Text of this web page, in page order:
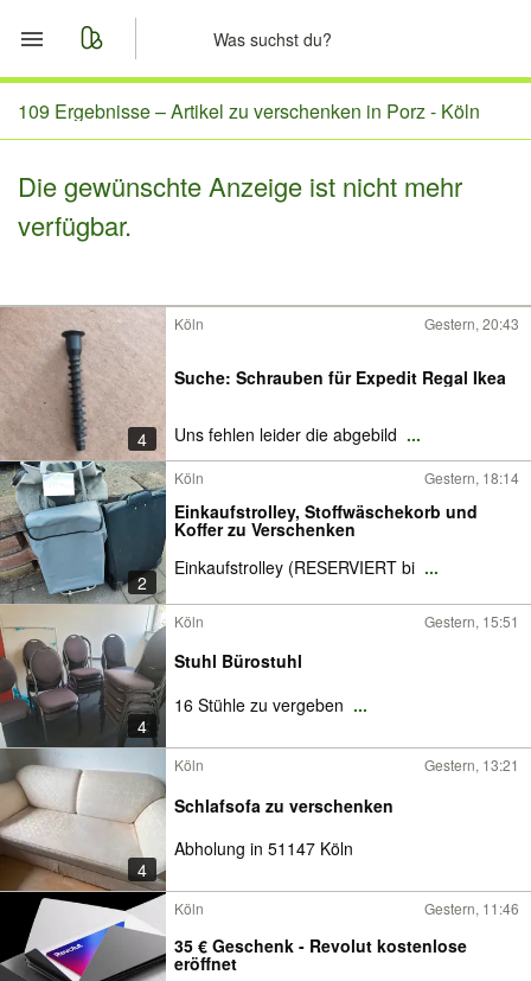
Start
Nachrichten
109 Ergebnisse –Artikel zu verschenken in Porz - Köln
Die gewünschte Anzeige ist nicht mehr
verfügbar.
4
Köln Gestern, 20:43
Suche: Schrauben für Expedit Regal Ikea
Uns fehlen leider die abgebild ...
2
Köln Gestern, 18:14
Einkaufstrolley, Stoffwäschekorb und
Koffer zu Verschenken
Einkaufstrolley (RESERVIERT bi ...
4
Köln Gestern, 15:51
Stuhl Bürostuhl
16 Stühle zu vergeben ...
4
Köln Gestern, 13:21
Schlafsofa zu verschenken
Abholung in 51147 Köln
Köln Gestern, 11:46
35 € Geschenk - Revolut kostenlose
eröffnet